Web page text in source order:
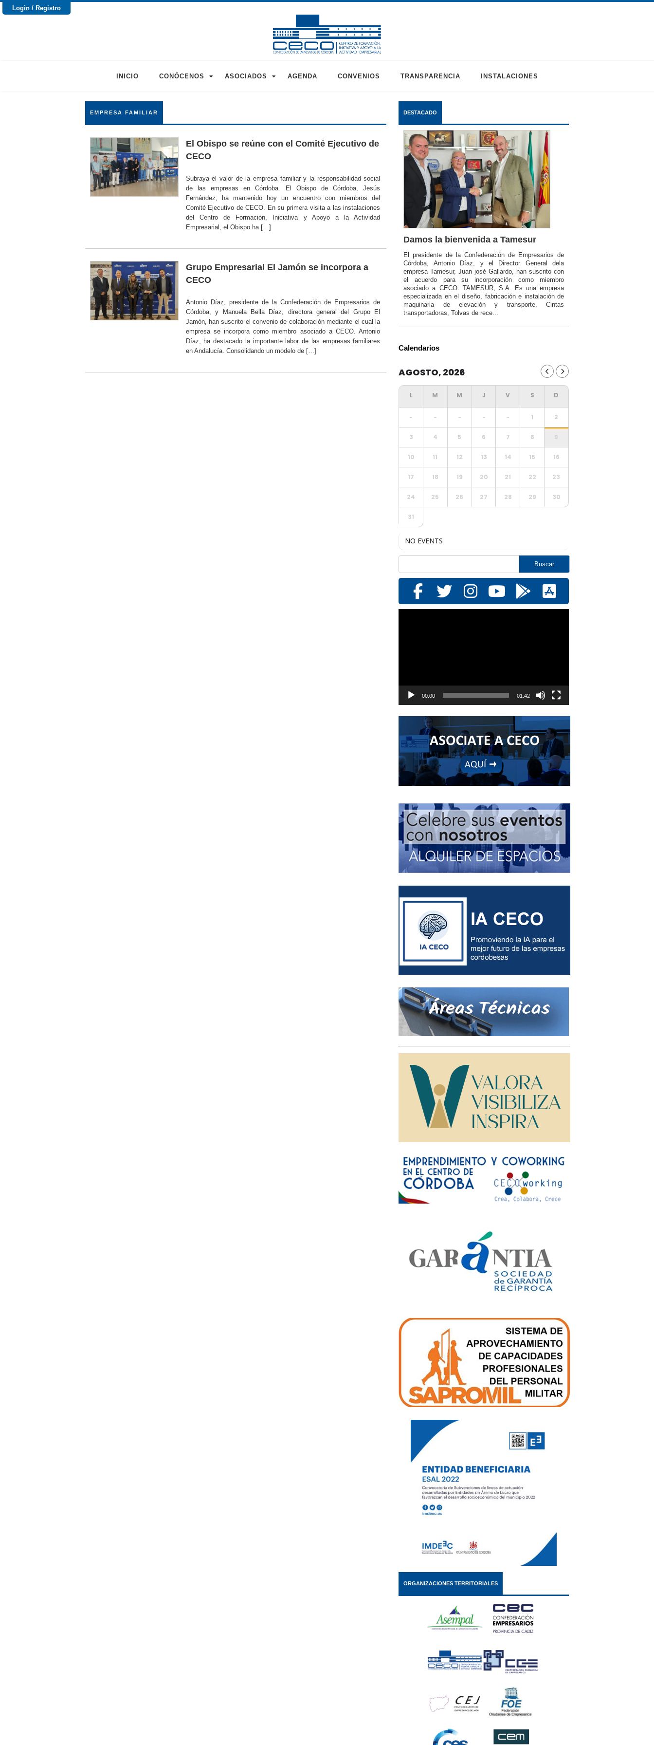
Login / Registro
INICIO CONÓCENOS ASOCIADOS AGENDA CONVENIOS TRANSPARENCIA INSTALACIONES
EMPRESA FAMILIAR
El Obispo se reúne con el Comité Ejecutivo de
CECO
Subraya el valor de la empresa familiar y la responsabilidad social
de las empresas en Córdoba. El Obispo de Córdoba, Jesús
Fernández, ha mantenido hoy un encuentro con miembros del
Comité Ejecutivo de CECO. En su primera visita a las instalaciones
del Centro de Formación, Iniciativa y Apoyo a la Actividad
Empresarial, el Obispo ha […]
Grupo Empresarial El Jamón se incorpora a
CECO
Antonio Díaz, presidente de la Confederación de Empresarios de
Córdoba, y Manuela Bella Díaz, directora general del Grupo El
Jamón, han suscrito el convenio de colaboración mediante el cual la
empresa se incorpora como miembro asociado a CECO. Antonio
Díaz, ha destacado la importante labor de las empresas familiares
en Andalucía. Consolidando un modelo de […]
DESTACADO
Damos la bienvenida a Tamesur
El presidente de la Confederación de Empresarios de
Córdoba, Antonio Díaz, y el Director General dela
empresa Tamesur, Juan josé Gallardo, han suscrito con
el acuerdo para su incorporación como miembro
asociado a CECO. TAMESUR, S.A. Es una empresa
especializada en el diseño, fabricación e instalación de
maquinaria de elevación y transporte. Cintas
transportadoras, Tolvas de rece...
Calendarios
AGOSTO, 2026
- - - - - 1 2
3 4 5 6 7 8 9
10 11 12 13 14 15 16
17 18 19 20 21 22 23
24 25 26 27 28 29 30
31
NO EVENTS
00:00 01:42
ORGANIZACIONES TERRITORIALES